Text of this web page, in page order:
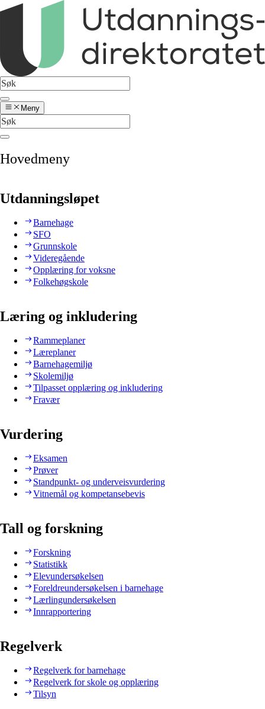
Meny
Hovedmeny
Utdanningsløpet
Barnehage
SFO
Grunnskole
Videregående
Opplæring for voksne
Folkehøgskole
Læring og inkludering
Rammeplaner
Læreplaner
Barnehagemiljø
Skolemiljø
Tilpasset opplæring og inkludering
Fravær
Vurdering
Eksamen
Prøver
Standpunkt- og underveisvurdering
Vitnemål og kompetansebevis
Tall og forskning
Forskning
Statistikk
Elevundersøkelsen
Foreldreundersøkelsen i barnehage
Lærlingundersøkelsen
Innrapportering
Regelverk
Regelverk for barnehage
Regelverk for skole og opplæring
Tilsyn